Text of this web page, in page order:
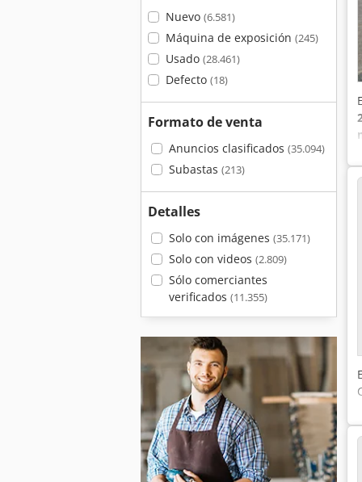
Nuevo (6.581)
Máquina de exposición (245)
Usado (28.461)
Defecto (18)
Formato de venta
Anuncios clasificados (35.094)
Subastas (213)
Detalles
Solo con imágenes (35.171)
Solo con videos (2.809)
Sólo comerciantes
verificados (11.355)